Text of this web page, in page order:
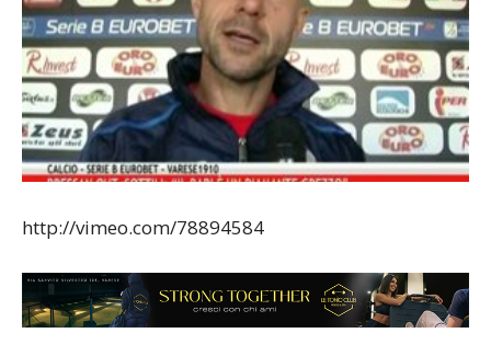
http://vimeo.com/78894584